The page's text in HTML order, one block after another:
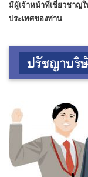
มีผู้เจ้าหน้าที่เชี่ยวชาญ
ประเทศของท่าน